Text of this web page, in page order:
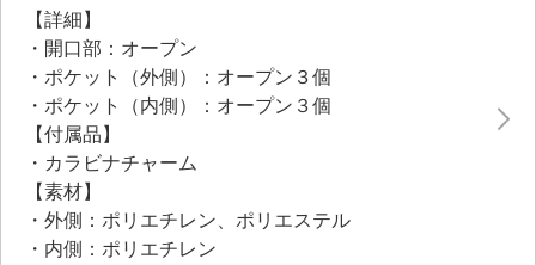
【詳細】
・開口部：オープン
・ポケット（外側）：オープン３個
・ポケット（内側）：オープン３個
【付属品】
・カラビナチャーム
【素材】
・外側：ポリエチレン、ポリエステル
・内側：ポリエチレン